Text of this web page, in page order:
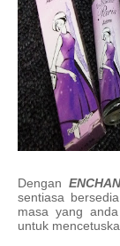
Dengan
sentiasa
masa yang
untuk